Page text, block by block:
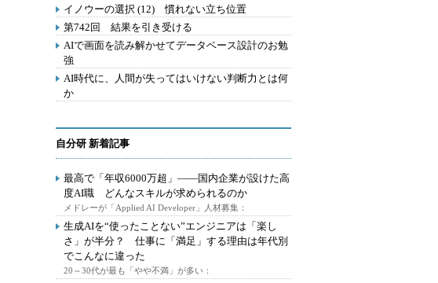
イノウーの選択 (12) 慣れない立ち位置
第742回 結果を引き受ける
AIで画面を読み解かせてデータベース設計のお勉
強
AI時代に、人間が失ってはいけない判断力とは何
か
自分研 新着記事
最高で「年収6000万超」――国内企業が設けた高
度AI職 どんなスキルが求められるのか
メドレーが「Applied AI Developer」人材募集：
生成AIを“使ったことない”エンジニアは「楽し
さ」が半分？ 仕事に「満足」する理由は年代別
でこんなに違った
20～30代が最も「やや不満」が多い：